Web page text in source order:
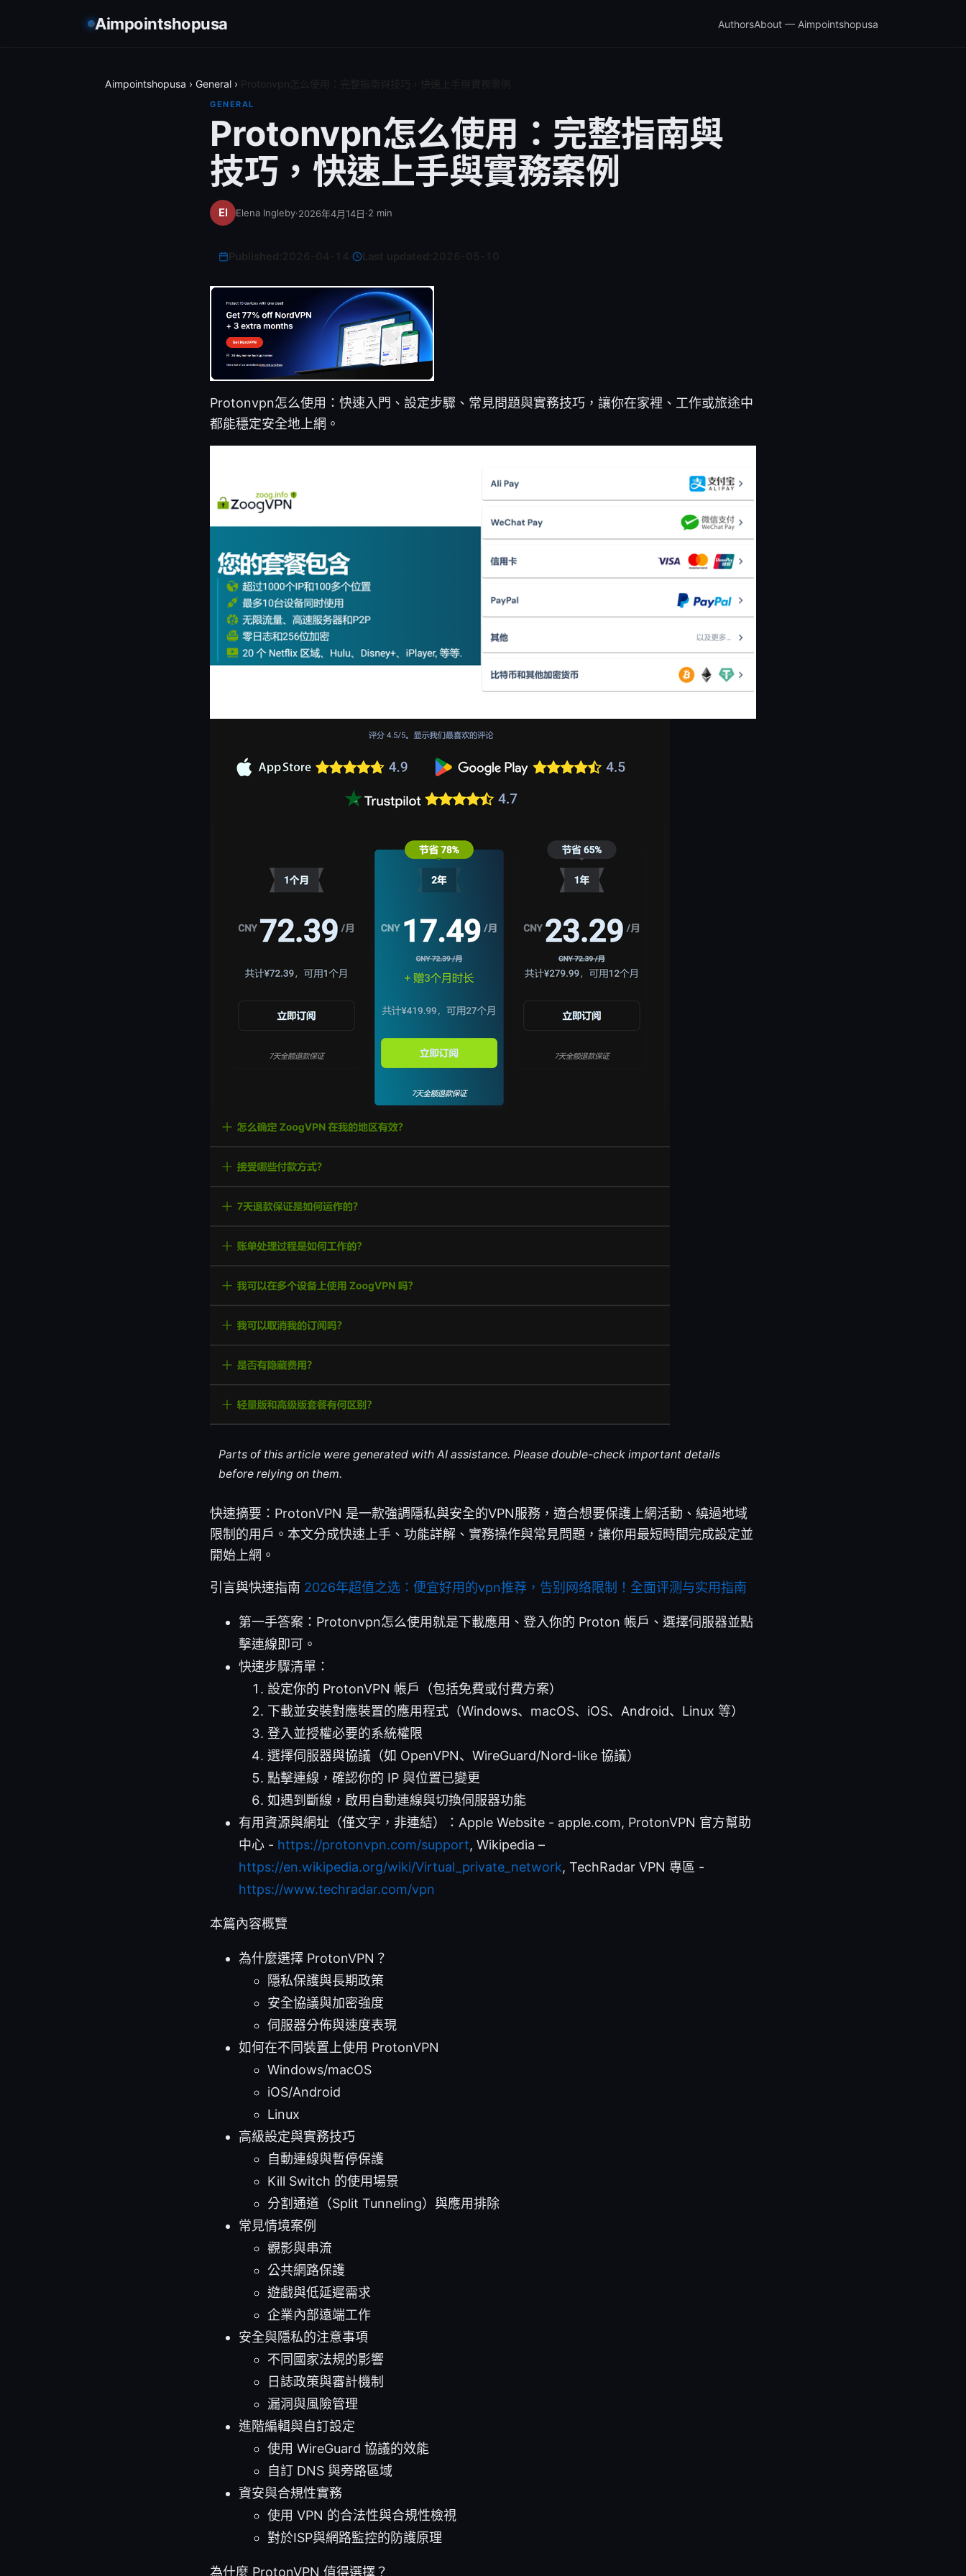
Aimpointshopusa AuthorsAbout — Aimpointshopusa
Aimpointshopusa › General ›
GENERAL
Protonvpn怎么使用：完整指南與
技巧，快速上手與實務案例
Elena Ingleby·2026年4月14日·2 min
Last updated:
Protonvpn怎么使用：快速入門、設定步驟、常見問題與實務技巧，讓你在家裡、工作或旅途中
都能穩定安全地上網。
Parts of this article were generated with AI assistance. Please double-check important details
before relying on them.
快速摘要：ProtonVPN 是一款強調隱私與安全的VPN服務，適合想要保護上網活動、繞過地域
限制的用戶。本文分成快速上手、功能詳解、實務操作與常見問題，讓你用最短時間完成設定並
開始上網。
引言與快速指南 2026年超值之选：便宜好用的vpn推荐，告别网络限制！全面评测与实用指南
第一手答案：Protonvpn怎么使用就是下載應用、登入你的 Proton 帳戶、選擇伺服器並點
擊連線即可。
快速步驟清單：
設定你的 ProtonVPN 帳戶（包括免費或付費方案）
下載並安裝對應裝置的應用程式（Windows、macOS、iOS、Android、Linux 等）
登入並授權必要的系統權限
選擇伺服器與協議（如 OpenVPN、WireGuard/Nord-like 協議）
點擊連線，確認你的 IP 與位置已變更
如遇到斷線，啟用自動連線與切換伺服器功能
有用資源與網址（僅文字，非連結）：Apple Website - apple.com, ProtonVPN 官方幫助
中心 - https://protonvpn.com/support, Wikipedia –
https://en.wikipedia.org/wiki/Virtual_private_network, TechRadar VPN 專區 -
https://www.techradar.com/vpn
本篇內容概覽
為什麼選擇 ProtonVPN？
隱私保護與長期政策
安全協議與加密強度
伺服器分佈與速度表現
如何在不同裝置上使用 ProtonVPN
Windows/macOS
iOS/Android
Linux
高級設定與實務技巧
自動連線與暫停保護
Kill Switch 的使用場景
分割通道（Split Tunneling）與應用排除
常見情境案例
觀影與串流
公共網路保護
遊戲與低延遲需求
企業內部遠端工作
安全與隱私的注意事項
不同國家法規的影響
日誌政策與審計機制
漏洞與風險管理
進階編輯與自訂設定
使用 WireGuard 協議的效能
自訂 DNS 與旁路區域
資安與合規性實務
使用 VPN 的合法性與合規性檢視
對於ISP與網路監控的防護原理
為什麼 ProtonVPN 值得選擇？